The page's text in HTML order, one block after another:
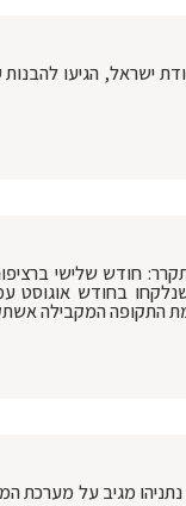
התורה ואגודת ישראל,
חודש שלישי
מגיב על מערכת